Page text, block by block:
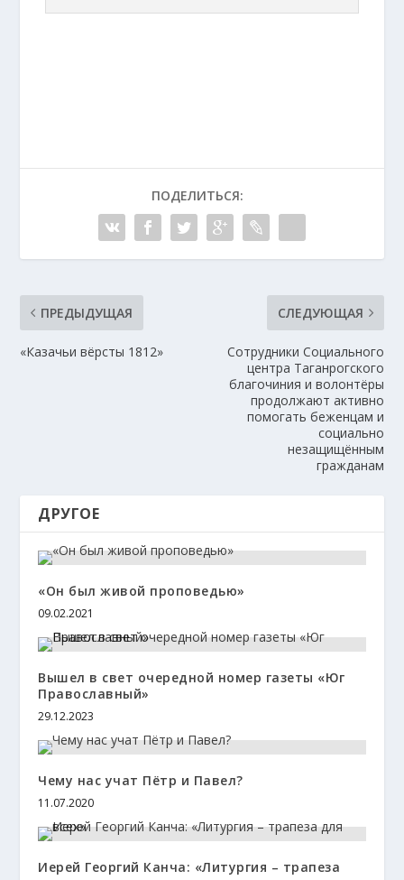
ПОДЕЛИТЬСЯ:
ПРЕДЫДУЩАЯ
«Казачьи вёрсты 1812»
СЛЕДУЮЩАЯ
Сотрудники Социального
центра Таганрогского
благочиния и волонтёры
продолжают активно
помогать беженцам и
социально
незащищённым
гражданам
ДРУГОЕ
«Он был живой проповедью»
09.02.2021
Вышел в свет очередной номер газеты «Юг
Православный»
29.12.2023
Чему нас учат Пётр и Павел?
11.07.2020
Иерей Георгий Канча: «Литургия – трапеза